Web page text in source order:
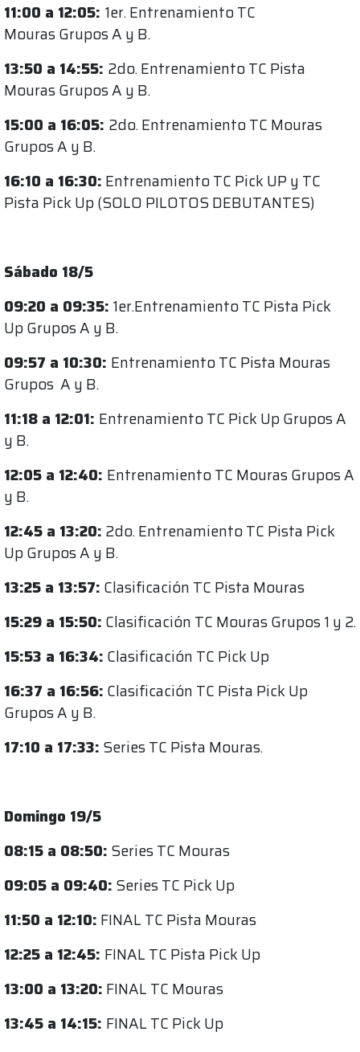
11:00 a 12:05: 1er. Entrenamiento TC
Mouras Grupos A y B.
13:50 a 14:55: 2do. Entrenamiento TC Pista
Mouras Grupos A y B.
15:00 a 16:05: 2do. Entrenamiento TC Mouras
Grupos A y B.
16:10 a 16:30: Entrenamiento TC Pick UP y TC
Pista Pick Up (SOLO PILOTOS DEBUTANTES)
Sábado 18/5
09:20 a 09:35: 1er.Entrenamiento TC Pista Pick
Up Grupos A y B.
09:57 a 10:30: Entrenamiento TC Pista Mouras
Grupos A y B.
11:18 a 12:01: Entrenamiento TC Pick Up Grupos A
y B.
12:05 a 12:40: Entrenamiento TC Mouras Grupos A
y B.
12:45 a 13:20: 2do. Entrenamiento TC Pista Pick
Up Grupos A y B.
13:25 a 13:57: Clasificación TC Pista Mouras
15:29 a 15:50: Clasificación TC Mouras Grupos 1 y 2.
15:53 a 16:34: Clasificación TC Pick Up
16:37 a 16:56: Clasificación TC Pista Pick Up
Grupos A y B.
17:10 a 17:33: Series TC Pista Mouras.
Domingo 19/5
08:15 a 08:50: Series TC Mouras
09:05 a 09:40: Series TC Pick Up
11:50 a 12:10: FINAL TC Pista Mouras
12:25 a 12:45: FINAL TC Pista Pick Up
13:00 a 13:20: FINAL TC Mouras
13:45 a 14:15: FINAL TC Pick Up